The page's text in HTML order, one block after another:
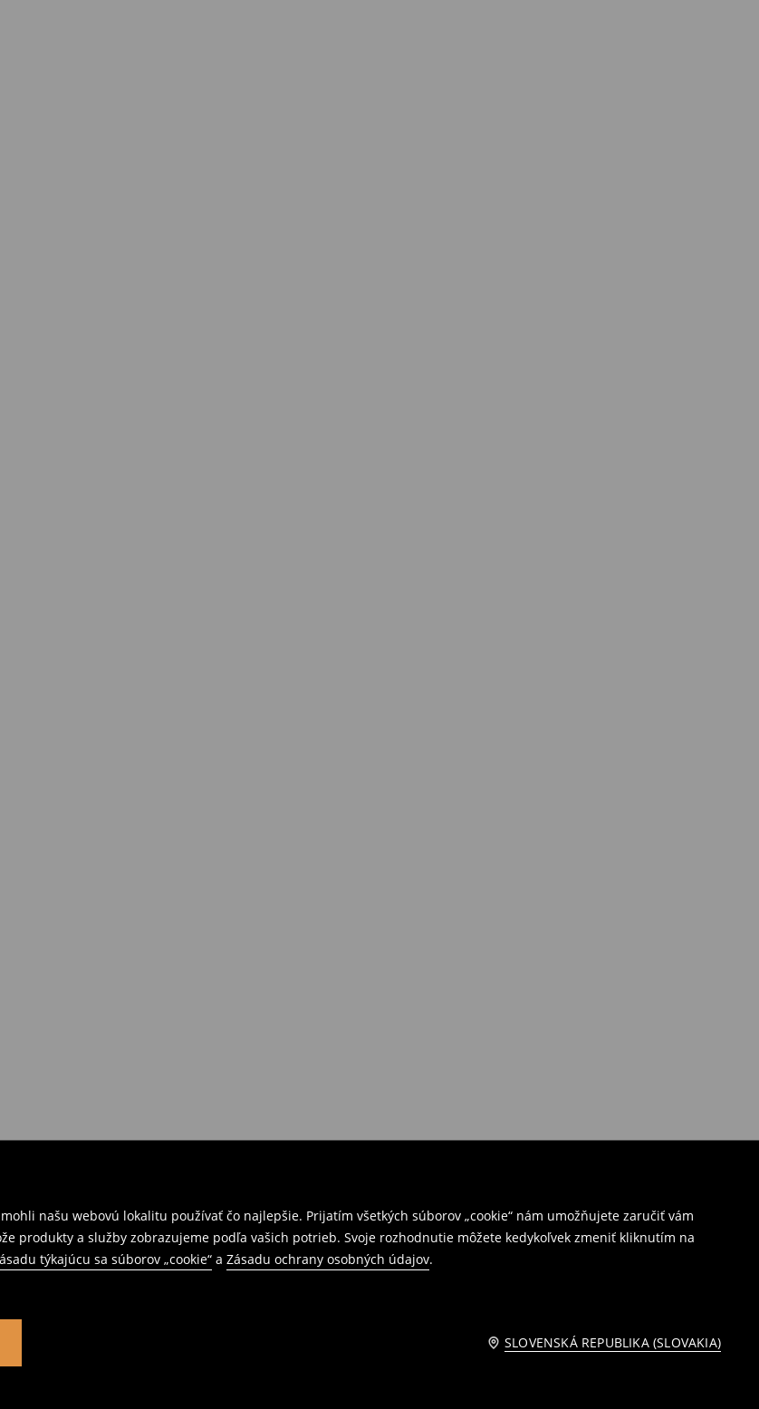
našu webovú lokalitu používať čo najlepšie. Prijatím všetkých súborov „cookie“ nám umožňujete zaručiť vám
produkty a služby zobrazujeme podľa vašich potrieb. Svoje rozhodnutie môžete kedykoľvek zmeniť kliknutím na
týkajúcu sa súborov „cookie“ a Zásadu ochrany osobných údajov.
SLOVENSKÁ REPUBLIKA (SLOVAKIA)